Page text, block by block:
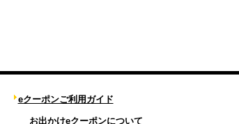
eクーポンご利用ガイド
お出かけeクーポンについて